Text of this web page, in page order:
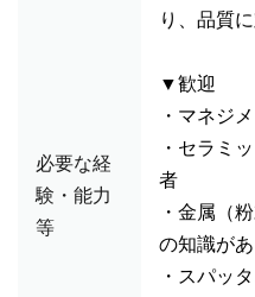
必要な経
験・能力
等
り、品質
▼歓迎
・マネジ
・セラミ
者
・金属（
の知識が
・スパッ